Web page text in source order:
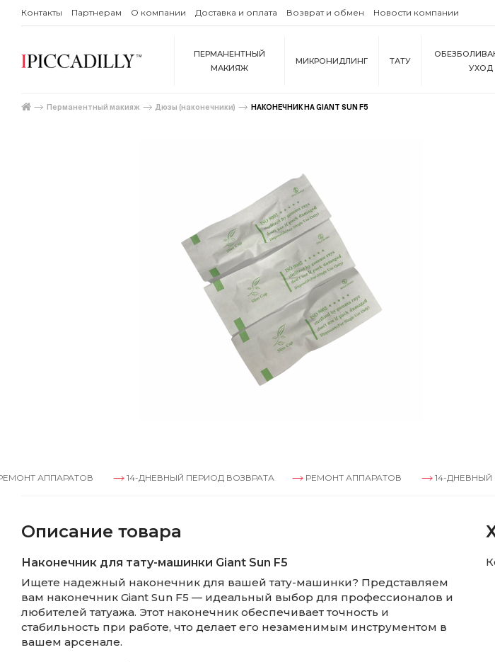
Контакты Партнерам О компании Доставка и оплата Возврат и обмен Новости компании
ПЕРМАНЕНТНЫЙ
МАКИЯЖ
МИКРОНИДЛИНГ ТАТУ
УХОД
Перманентный макияж Дюзы (наконечники) НАКОНЕЧНИК НА GIANT SUN F5
14-ДНЕВНЫЙ ПЕРИОД ВОЗВРАТА РЕМОНТ АППАРАТОВ 14-ДНЕВНЫЙ ПЕРИОД
Описание товара
Наконечник для тату-машинки Giant Sun F5
Ищете надежный наконечник для вашей тату-машинки? Представляем
вам наконечник Giant Sun F5 — идеальный выбор для профессионалов и
любителей татуажа. Этот наконечник обеспечивает точность и
стабильность при работе, что делает его незаменимым инструментом в
вашем арсенале.